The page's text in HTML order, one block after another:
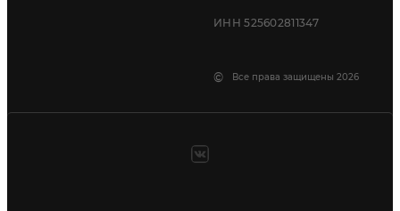
ИНН 525602811347
© Все права защищены 2026